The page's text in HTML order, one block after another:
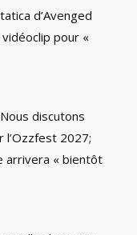
d’Avenged
pour «
discutons
l’Ozzfest 2027;
arrivera « bientôt